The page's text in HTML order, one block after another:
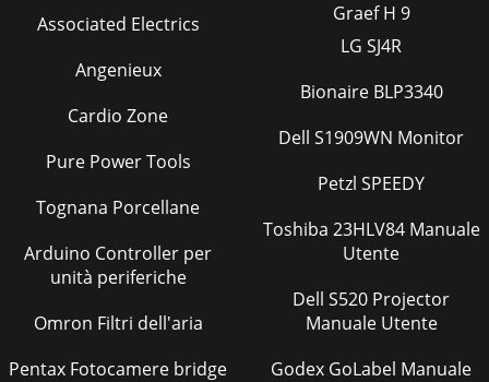
Associated Electrics
Angenieux
Cardio Zone
Pure Power Tools
Tognana Porcellane
Arduino Controller per
unità periferiche
Omron Filtri dell'aria
Pentax Fotocamere bridge
Graef H 9
LG SJ4R
Bionaire BLP3340
Dell S1909WN Monitor
Petzl SPEEDY
Toshiba 23HLV84 Manuale
Utente
Dell S520 Projector
Manuale Utente
Godex GoLabel Manuale